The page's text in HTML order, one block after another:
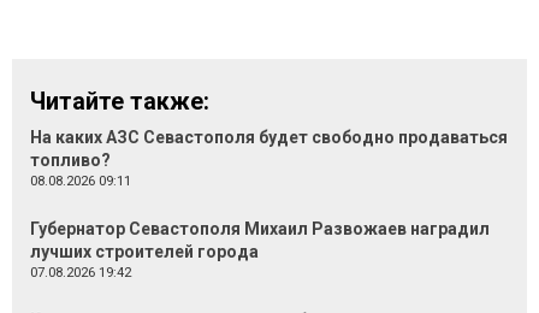
Читайте также:
На каких АЗС Севастополя будет свободно продаваться
топливо?
08.08.2026 09:11
Губернатор Севастополя Михаил Развожаев наградил
лучших строителей города
07.08.2026 19:42